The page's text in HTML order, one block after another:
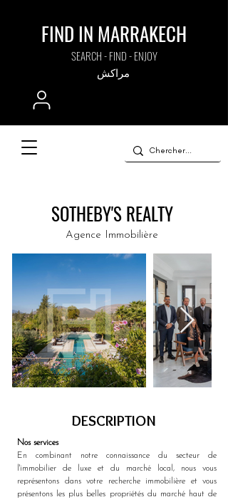
FIND IN MARRAKECH
SEARCH - FIND - ENJOY
مراكش
SOTHEBY'S REALTY
Agence Immobilière
DESCRIPTION
Nos services
En combinant notre connaissance du secteur de
l'immobilier de luxe et du marché local, nous vous
représentons dans votre recherche immobilière et vous
présentons les plus belles propriétés du marché haut de